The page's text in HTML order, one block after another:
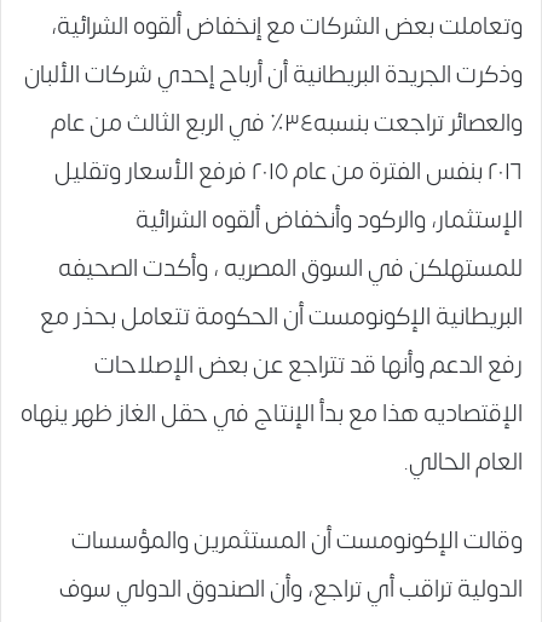
وتعاملت بعض الشركات مع إنخفاض ألقوه الشرائية،
وذكرت الجريدة البريطانية أن أرباح إحدي شركات الألبان
والعصائر تراجعت بنسبه٣٤٪‏ في الربع الثالث من عام
٢٠١٦ بنفس الفترة من عام ٢٠١٥ فرفع الأسعار وتقليل
الإستثمار، والركود وأنخفاض ألقوه الشرائية
للمستهلكن في السوق المصريه ، وأكدت الصحيفه
البريطانية الإكونومست أن الحكومة تتعامل بحذر مع
رفع الدعم وأنها قد تتراجع عن بعض الإصلاحات
الإقتصاديه هذا مع بدأ الإنتاج في حقل الغاز ظهر ينهاه
العام الحالي.
وقالت الإكونومست أن المستثمرين والمؤسسات
الدولية تراقب أي تراجع، وأن الصندوق الدولي سوف